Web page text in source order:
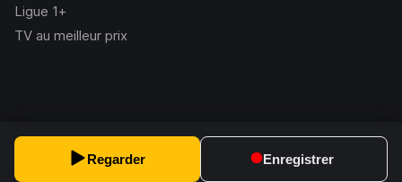
Regarder Enregistrer
Ligue 1+
TV au meilleur prix
2.228.1